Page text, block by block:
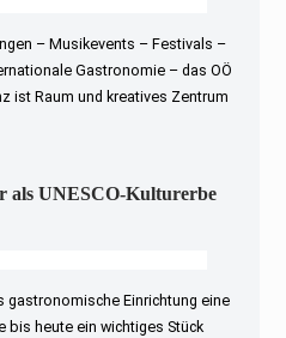
– Musikevents – Festivals –
Gastronomie – das OÖ
ist Raum und kreatives Zentrum
als UNESCO-Kulturerbe
gastronomische Einrichtung eine
bis heute ein wichtiges Stück